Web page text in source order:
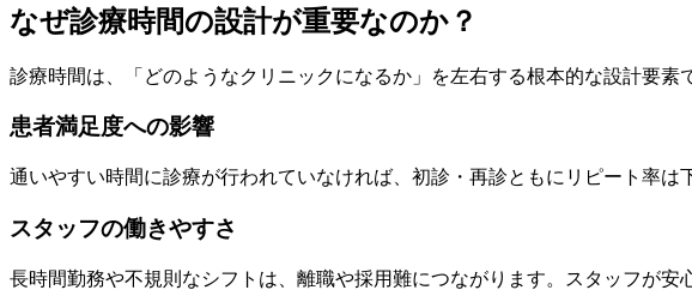
なぜ診療時間の設計が重要なのか？
診療時間は、「どのようなクリニックになるか」を左右する根本的な設計要
患者満足度への影響
通いやすい時間に診療が行われていなければ、初診・再診ともにリピート率
スタッフの働きやすさ
長時間勤務や不規則なシフトは、離職や採用難につながります。スタッフが安